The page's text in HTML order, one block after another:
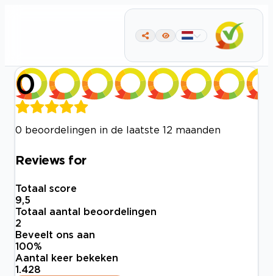
0
0 beoordelingen in de laatste 12 maanden
Reviews for
Totaal score
9,5
Totaal aantal beoordelingen
2
Beveelt ons aan
100%
Aantal keer bekeken
1.428